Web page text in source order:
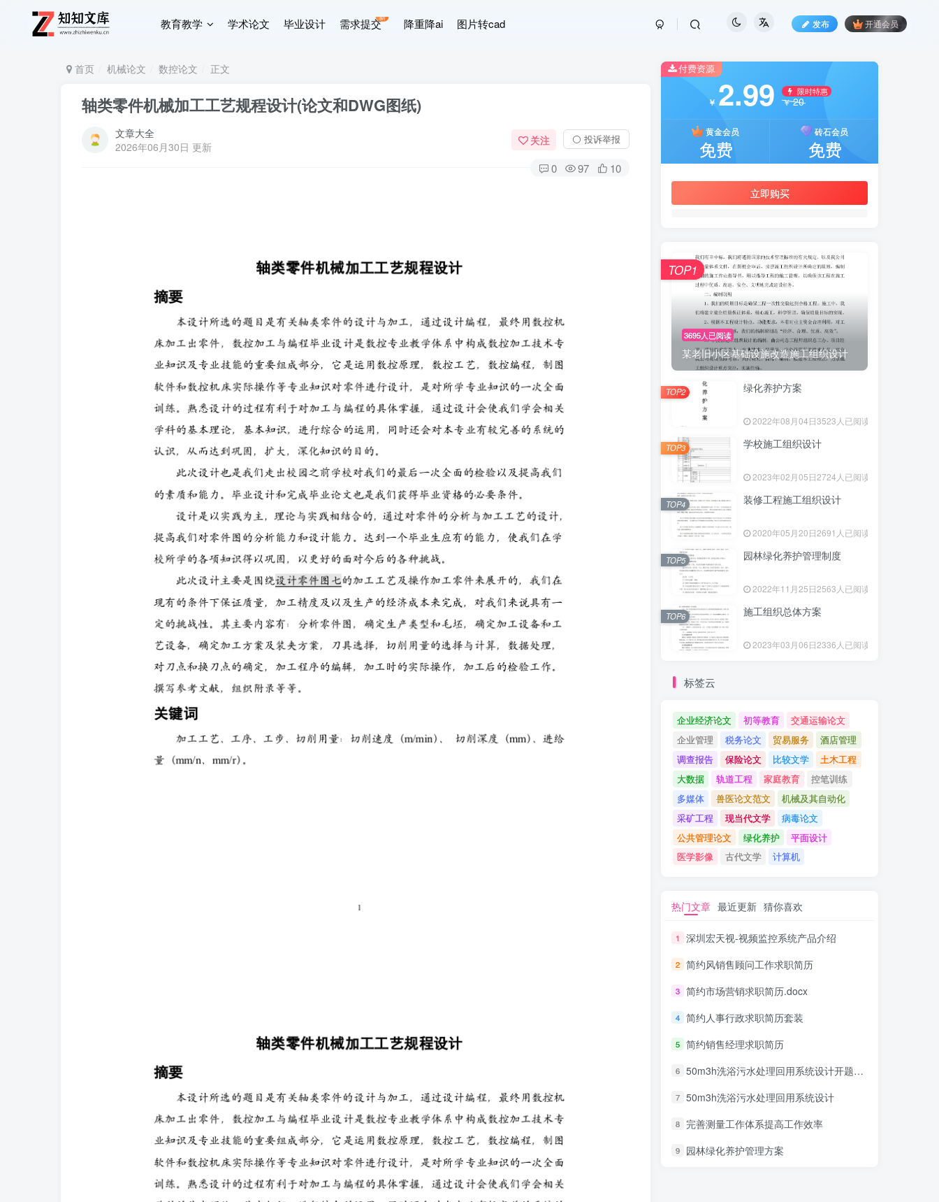
教育教学 学术论文 毕业设计 需求提交新 降重降ai 图片转cad 发布 开通会员
首页 机械论文 数控论文 正文
轴类零件机械加工工艺规程设计(论文和DWG图纸)
文章大全
2026年06月30日 更新
关注 ⚪ 投诉举报
0 97 10
付费资源
￥ 2.99 限时特惠
￥20
黄金会员
免费
砖石会员
免费
立即购买
3695人已阅读
某老旧小区基础设施改造施工组织设计
TOP1
绿化养护方案
2022年08月04日3523人已阅读
TOP2
学校施工组织设计
2023年02月05日2724人已阅读
TOP3
装修工程施工组织设计
2020年05月20日2691人已阅读
TOP4
园林绿化养护管理制度
2022年11月25日2563人已阅读
TOP5
施工组织总体方案
2023年03月06日2336人已阅读
TOP6
标签云
企业经济论文 初等教育
交通运输论文
企业管理
税务论文 贸易服务
酒店管理
调查报告
保险论文 比较文学
土木工程
大数据
轨道工程 家庭教育
控笔训练
多媒体
兽医论文范文
机械及其自动化
采矿工程
现当代文学
病毒论文
公共管理论文
绿化养护
平面设计
医学影像
古代文学 计算机
热门文章 最近更新 猜你喜欢
1 深圳宏天视-视频监控系统产品介绍
2 简约风销售顾问工作求职简历
3 简约市场营销求职简历.docx
4 简约人事行政求职简历套装
5 简约销售经理求职简历
6 50m3h洗浴污水处理回用系统设计开题报告
7 50m3h洗浴污水处理回用系统设计
8 完善测量工作体系提高工作效率
9 园林绿化养护管理方案